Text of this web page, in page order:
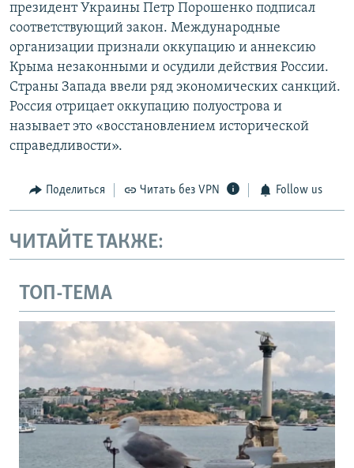
президент Украины Петр Порошенко подписал
соответствующий закон. Международные
организации признали оккупацию и аннексию
Крыма незаконными и осудили действия России.
Страны Запада ввели ряд экономических санкций.
Россия отрицает оккупацию полуострова и
называет это «восстановлением исторической
справедливости».
Поделиться Читать без VPN Follow us
ЧИТАЙТЕ ТАКЖЕ:
ТОП-ТЕМА